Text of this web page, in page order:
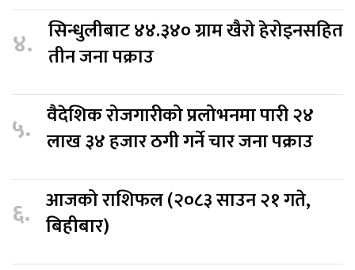
४. सिन्धुलीबाट ४४.३४० ग्राम खैरो हेरोइनसहित
तीन जना पक्राउ
५. वैदेशिक रोजगारीको प्रलोभनमा पारी २४
लाख ३४ हजार ठगी गर्ने चार जना पक्राउ
६. आजको राशिफल (२०८३ साउन २१ गते,
बिहीबार)